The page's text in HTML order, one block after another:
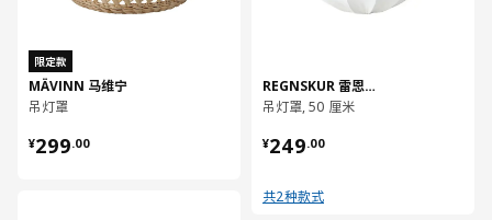
限定款
MÄVINN 马维宁
吊灯罩
¥299.00
¥ 299.00
REGNSKUR 雷恩斯库
吊灯罩, 50 厘米
¥249.00
¥ 249.00
共2种款式